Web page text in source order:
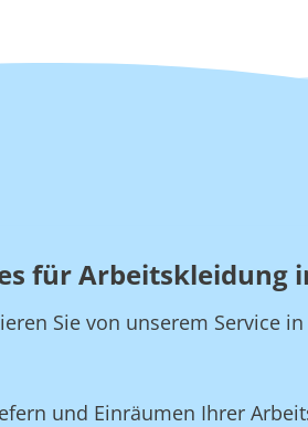
für Arbeitskleidung
Sie von unserem Service in
und Einräumen Ihrer